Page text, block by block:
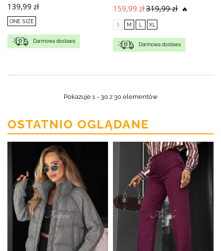
139,99 zł
ONE SIZE
Darmowa dostawa
159,99 zł319,99 zł 🔥
S M L XL
Darmowa dostawa
Pokazuje 1 - 30 z 30 elementów
OSTATNIO OGLĄDANE